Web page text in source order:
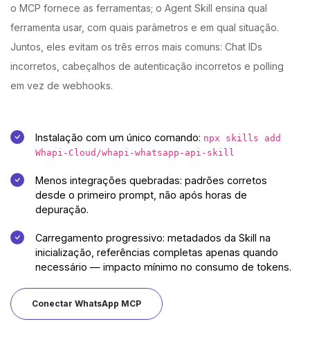
o MCP fornece as ferramentas; o Agent Skill ensina qual
ferramenta usar, com quais parâmetros e em qual situação.
Juntos, eles evitam os três erros mais comuns: Chat IDs
incorretos, cabeçalhos de autenticação incorretos e polling
em vez de webhooks.
Instalação com um único comando: npx skills add
Whapi-Cloud/whapi-whatsapp-api-skill
Menos integrações quebradas: padrões corretos
desde o primeiro prompt, não após horas de
depuração.
Carregamento progressivo: metadados da Skill na
inicialização, referências completas apenas quando
necessário — impacto mínimo no consumo de tokens.
Conectar WhatsApp MCP